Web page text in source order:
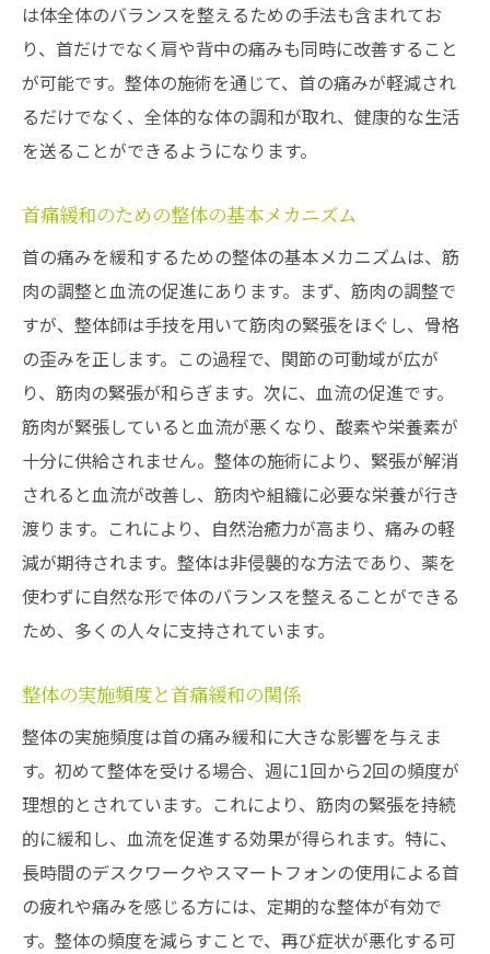
デスクワークが首に与える影響
スマホ使用と首の痛みの関係性
整体が現代の生活習慣病に役立つ理由
現代人に増える首の痛みの原因とは？
ストレスと首の痛みを整体で軽減する方法
かとう鍼灸院の整体で首の筋肉の緊張をほぐす
方法
かとう鍼灸院の整体施術の特徴
首の筋肉緊張をほぐす具体的な手法
施術前後の変化を感じるポイント
首の筋肉の緊張が引き起こす問題とは？
かとう鍼灸院での施術を受けた患者の体験
整体施術の効果を持続させる方法
整体を通じて首の血流を改善して痛みを和らげ
る
整体で血流を促進する具体的な方法
血流不足が引き起こす首のトラブルとは？
首の血流を改善するための日常ケア
整体施術後の血流改善の効果を実感する
血流改善と首の痛みの関係を理解する
デスクワークで疲れた首を整体でリフレッシュ
デスクワークによる首の疲れを整体で解消
は体全体のバランスを整えるための手法も含まれてお
り、首だけでなく肩や背中の痛みも同時に改善すること
が可能です。整体の施術を通じて、首の痛みが軽減され
るだけでなく、全体的な体の調和が取れ、健康的な生活
を送ることができるようになります。
首痛緩和のための整体の基本メカニズム
首の痛みを緩和するための整体の基本メカニズムは、筋
肉の調整と血流の促進にあります。まず、筋肉の調整で
すが、整体師は手技を用いて筋肉の緊張をほぐし、骨格
の歪みを正します。この過程で、関節の可動域が広が
り、筋肉の緊張が和らぎます。次に、血流の促進です。
筋肉が緊張していると血流が悪くなり、酸素や栄養素が
十分に供給されません。整体の施術により、緊張が解消
されると血流が改善し、筋肉や組織に必要な栄養が行き
渡ります。これにより、自然治癒力が高まり、痛みの軽
減が期待されます。整体は非侵襲的な方法であり、薬を
使わずに自然な形で体のバランスを整えることができる
ため、多くの人々に支持されています。
整体の実施頻度と首痛緩和の関係
整体の実施頻度は首の痛み緩和に大きな影響を与えま
す。初めて整体を受ける場合、週に1回から2回の頻度が
理想的とされています。これにより、筋肉の緊張を持続
的に緩和し、血流を促進する効果が得られます。特に、
長時間のデスクワークやスマートフォンの使用による首
の疲れや痛みを感じる方には、定期的な整体が有効で
す。整体の頻度を減らすことで、再び症状が悪化する可